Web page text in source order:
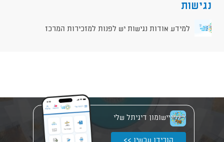
נגישות
למידע אודות נגישות יש לפנות למזכירות המרכז
יישומון דיגיתל שלי